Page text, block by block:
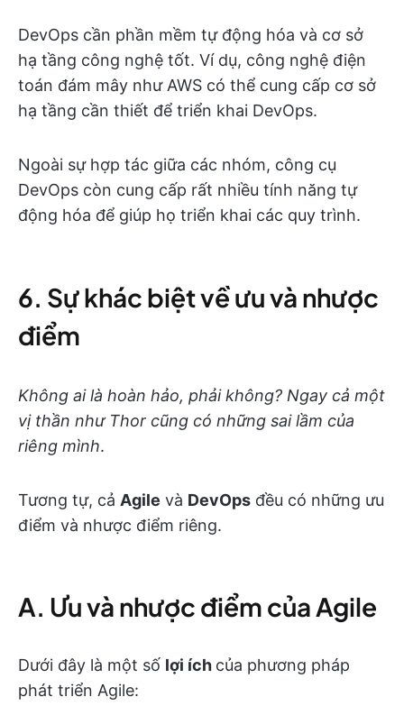
DevOps cần phần mềm tự động hóa và cơ sở
hạ tầng công nghệ tốt. Ví dụ, công nghệ điện
toán đám mây như AWS có thể cung cấp cơ sở
hạ tầng cần thiết để triển khai DevOps.
Ngoài sự hợp tác giữa các nhóm, công cụ
DevOps còn cung cấp rất nhiều tính năng tự
động hóa để giúp họ triển khai các quy trình.
6. Sự khác biệt về ưu và nhược
điểm
Không ai là hoàn hảo, phải không? Ngay cả một
vị thần như Thor cũng có những sai lầm của
riêng mình.
Tương tự, cả Agile và DevOps đều có những ưu
điểm và nhược điểm riêng.
A. Ưu và nhược điểm của Agile
Dưới đây là một số lợi ích của phương pháp
phát triển Agile: